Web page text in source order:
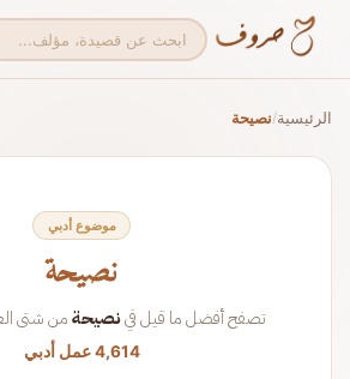
الرئيسية/نصيحة
موضوع أدبي
نصيحة
تصفح أفضل ما قيل فينصيحةمن شتى
4,614 عمل أدبي